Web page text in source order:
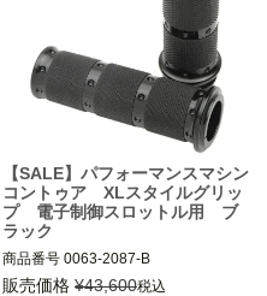
【SALE】パフォーマンスマシン
コントゥア XLスタイルグリッ
プ 電子制御スロットル用 ブ
ラック
商品番号 0063-2087-B
D型番：0630-1657
販売価格 ¥43,600税込